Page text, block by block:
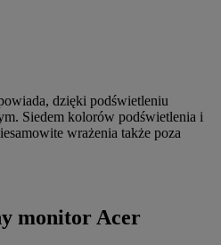
dzięki podświetleniu
Siedem kolorów podświetlenia i
wrażenia także poza
monitor Acer